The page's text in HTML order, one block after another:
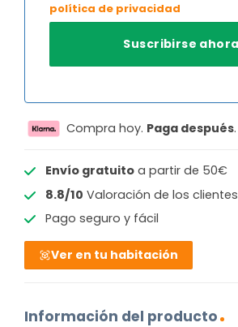
política de privacidad
Compra hoy. Paga después.
Envío gratuitoa partir de 50€
8.8/10 Valoración de los clientes
Pago seguro y fácil
Ver en tu habitación
Información del producto